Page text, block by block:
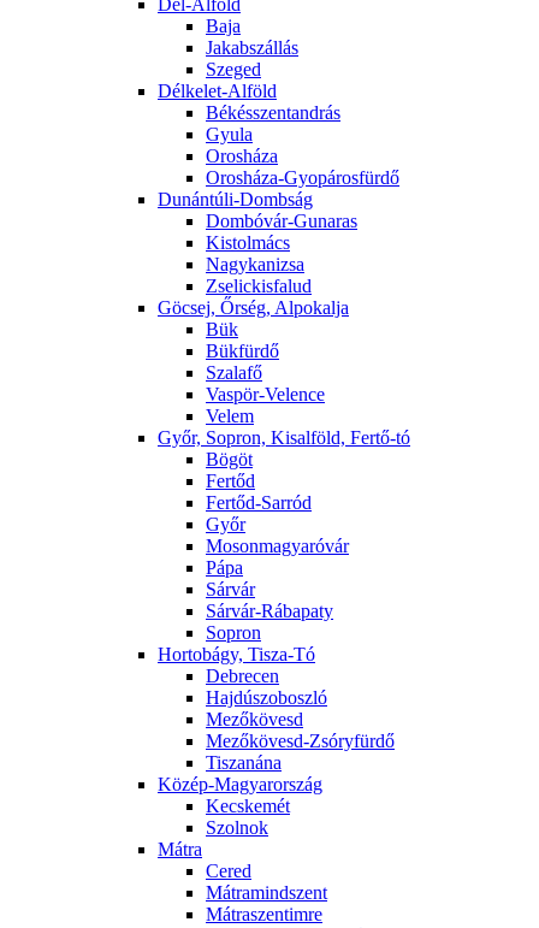
Baja
Jakabszállás
Szeged
Délkelet-Alföld
Békésszentandrás
Gyula
Orosháza
Orosháza-Gyopárosfürdő
Dunántúli-Dombság
Dombóvár-Gunaras
Kistolmács
Nagykanizsa
Zselickisfalud
Göcsej, Őrség, Alpokalja
Bük
Bükfürdő
Szalafő
Vaspör-Velence
Velem
Győr, Sopron, Kisalföld, Fertő-tó
Bögöt
Fertőd
Fertőd-Sarród
Győr
Mosonmagyaróvár
Pápa
Sárvár
Sárvár-Rábapaty
Sopron
Hortobágy, Tisza-Tó
Debrecen
Hajdúszoboszló
Mezőkövesd
Mezőkövesd-Zsóryfürdő
Tiszanána
Közép-Magyarország
Kecskemét
Szolnok
Mátra
Cered
Mátramindszent
Mátraszentimre